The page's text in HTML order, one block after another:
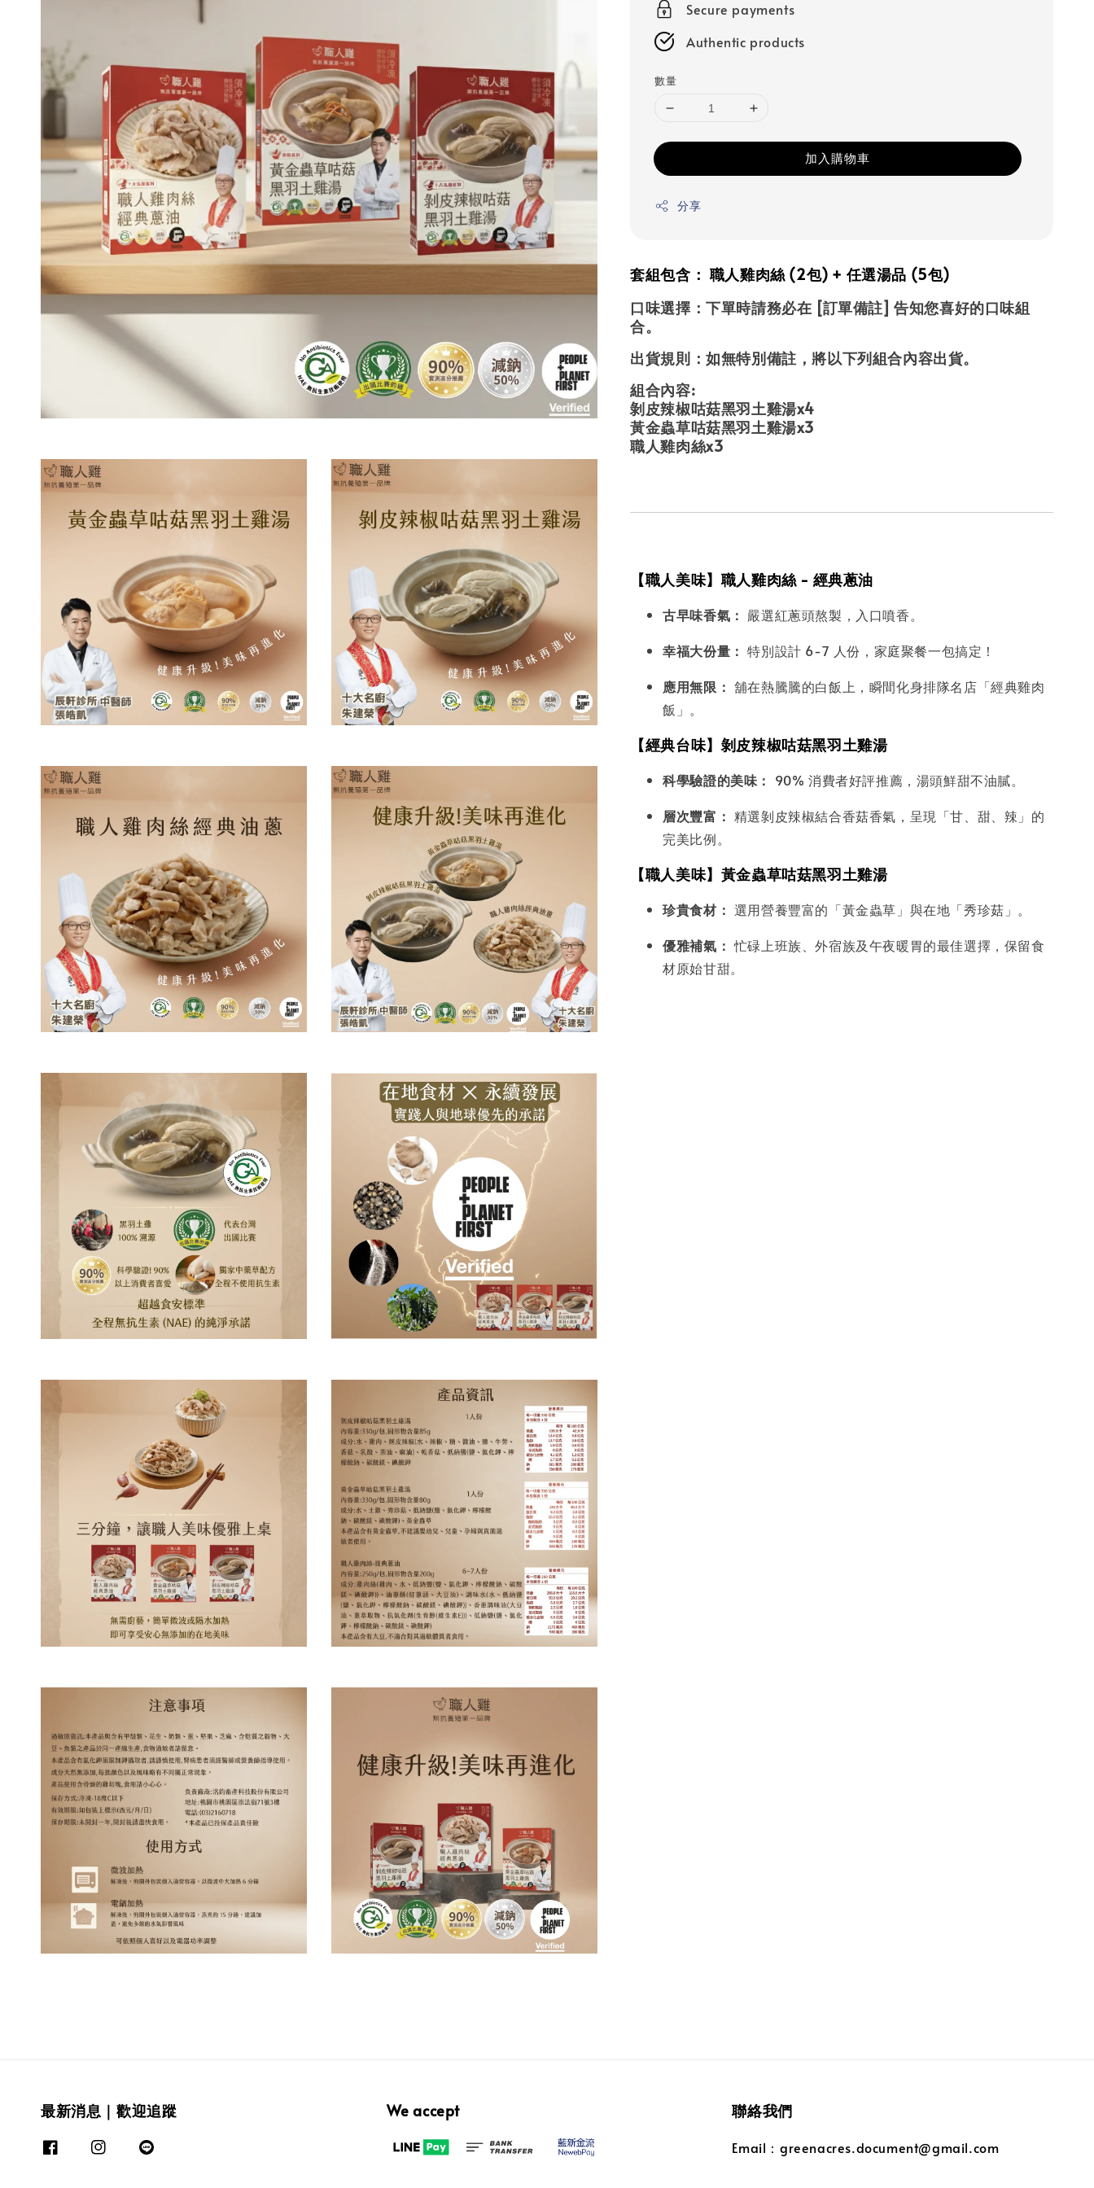
Secure payments
Authentic products
數量
加入購物車
分享
套組包含： 職人雞肉絲 (2包) + 任選湯品 (5包)
口味選擇：下單時請務必在 [訂單備註] 告知您喜好的口味組
合。
出貨規則：如無特別備註，將以下列組合內容出貨。
組合內容:
剝皮辣椒咕菇黑羽土雞湯x4
黃金蟲草咕菇黑羽土雞湯x3
職人雞肉絲x3
【職人美味】職人雞肉絲 - 經典蔥油
古早味香氣： 嚴選紅蔥頭熬製，入口噴香。
幸福大份量： 特別設計 6-7 人份，家庭聚餐一包搞定！
應用無限： 舖在熱騰騰的白飯上，瞬間化身排隊名店「經典雞肉
飯」。
【經典台味】剝皮辣椒咕菇黑羽土雞湯
科學驗證的美味： 90% 消費者好評推薦，湯頭鮮甜不油膩。
層次豐富： 精選剝皮辣椒結合香菇香氣，呈現「甘、甜、辣」的
完美比例。
【職人美味】黃金蟲草咕菇黑羽土雞湯
珍貴食材： 選用營養豐富的「黃金蟲草」與在地「秀珍菇」。
優雅補氣： 忙碌上班族、外宿族及午夜暖胃的最佳選擇，保留食
材原始甘甜。
最新消息｜歡迎追蹤 We accept 聯絡我們
Email：greenacres.document@gmail.com